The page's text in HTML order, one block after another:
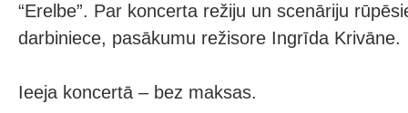
“Erelbe”. Par koncerta režiju un scenāriju
darbiniece, pasākumu režisore Ingrīda Krivāne.
Ieeja koncertā – bez maksas.